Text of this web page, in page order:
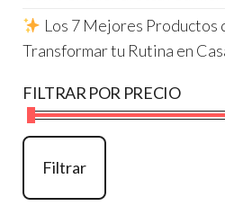
Los 7 Mejores
Transformar tu Rutina en
FILTRAR POR PRECIO
Filtrar